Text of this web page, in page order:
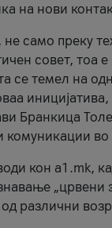
на нови
само преку
совет,
се темел на
иницијатива,
Бранкица
комуникации
кон a1.mk,
различни